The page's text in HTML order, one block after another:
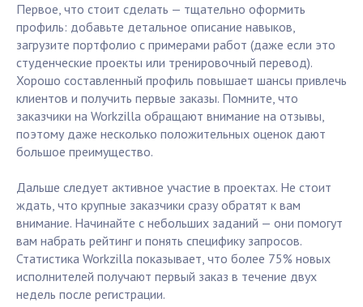
Первое, что стоит сделать — тщательно оформить
профиль: добавьте детальное описание навыков,
загрузите портфолио с примерами работ (даже если это
студенческие проекты или тренировочный перевод).
Хорошо составленный профиль повышает шансы привлечь
клиентов и получить первые заказы. Помните, что
заказчики на Workzilla обращают внимание на отзывы,
поэтому даже несколько положительных оценок дают
большое преимущество.
Дальше следует активное участие в проектах. Не стоит
ждать, что крупные заказчики сразу обратят к вам
внимание. Начинайте с небольших заданий — они помогут
вам набрать рейтинг и понять специфику запросов.
Статистика Workzilla показывает, что более 75% новых
исполнителей получают первый заказ в течение двух
недель после регистрации.